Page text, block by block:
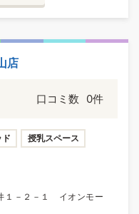
店
口コミ数 0件
授乳スペース
１－２－１ イオンモー